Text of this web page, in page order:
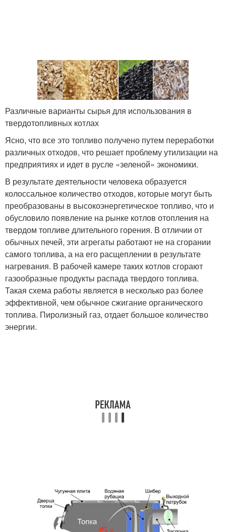
Различные варианты сырья для использования в
твердотопливных котлах
Ясно, что все это топливо получено путем переработки
различных отходов, что решает проблему утилизации на
предприятиях и идет в русле «зеленой» экономики.
В результате деятельности человека образуется
колоссальное количество отходов, которые могут быть
преобразованы в высокоэнергетическое топливо, что и
обусловило появление на рынке котлов отопления на
твердом топливе длительного горения. В отличии от
обычных печей, эти агрегаты работают не на сгорании
самого топлива, а на его расщеплении в результате
нагревания. В рабочей камере таких котлов сгорают
газообразные продукты распада твердого топлива.
Такая схема работы является в несколько раз более
эффективной, чем обычное сжигание органического
топлива. Пиролизный газ, отдает большое количество
энергии.